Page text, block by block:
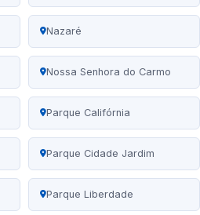
Nazaré
Nossa Senhora do Carmo
Parque Califórnia
Parque Cidade Jardim
Parque Liberdade